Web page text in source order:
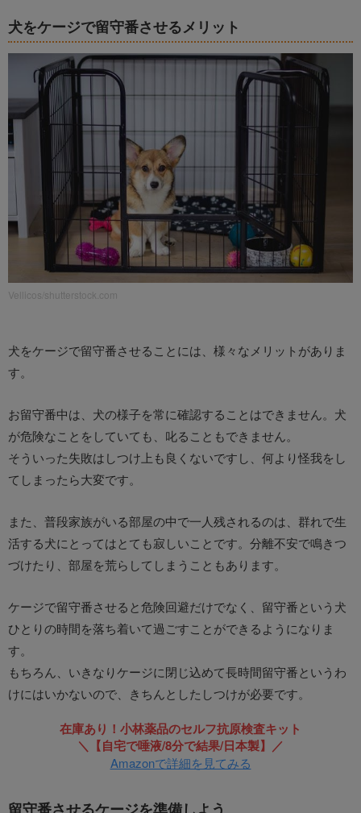
犬をケージで留守番させるメリット
Vellicos/shutterstock.com
犬をケージで留守番させることには、様々なメリットがありま
す。
お留守番中は、犬の様子を常に確認することはできません。犬
が危険なことをしていても、叱ることもできません。
そういった失敗はしつけ上も良くないですし、何より怪我をし
てしまったら大変です。
また、普段家族がいる部屋の中で一人残されるのは、群れで生
活する犬にとってはとても寂しいことです。分離不安で鳴きつ
づけたり、部屋を荒らしてしまうこともあります。
ケージで留守番させると危険回避だけでなく、留守番という犬
ひとりの時間を落ち着いて過ごすことができるようになりま
す。
もちろん、いきなりケージに閉じ込めて長時間留守番というわ
けにはいかないので、きちんとしたしつけが必要です。
在庫あり！小林薬品のセルフ抗原検査キット
＼【自宅で唾液/8分で結果/日本製】／
Amazonで詳細を見てみる